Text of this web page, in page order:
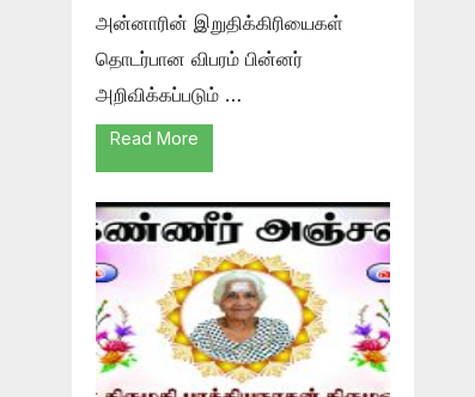
அன்னாரின் இறுதிக்கிரியைகள்
தொடர்பான விபரம் பின்னர்
அறிவிக்கப்படும் …
Read More